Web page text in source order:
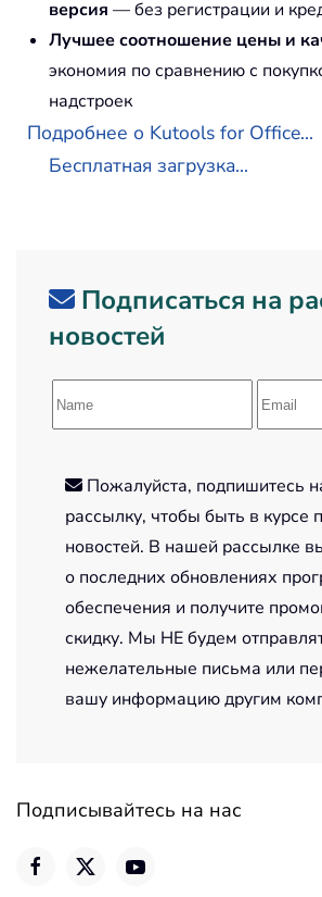
версия — без регистрации и
Лучшее соотношение цены и
экономия по сравнению с
надстроек
Подробнее о Kutools for Office...
Бесплатная загрузка...
Подписаться на
новостей
Пожалуйста, подпишитесь
рассылку, чтобы быть в курсе
новостей. В нашей рассылке
о последних обновлениях
обеспечения и получите
скидку. Мы НЕ будем
нежелательные письма или
вашу информацию другим
Подписывайтесь на нас